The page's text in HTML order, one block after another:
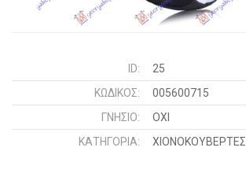
ID:
25
ΚΩΔΙΚΌΣ:
005600715
ΓΝΉΣΙΟ:
ΟΧΙ
ΚΑΤΗΓΟΡΊΑ:
ΧΙΟΝΟΚΟΥΒΕΡΤΕΣ